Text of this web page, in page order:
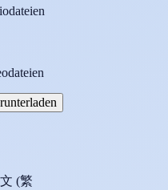
(繁